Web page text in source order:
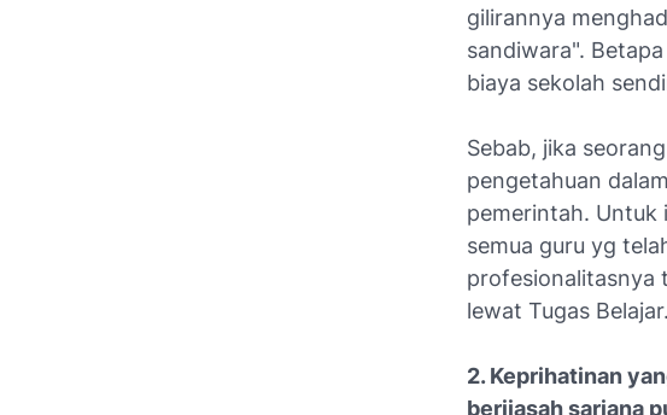
gilirannya
sandiwara".
biaya sekolah
Sebab, jika
pengetahuan
pemerintah. Untuk
semua guru yg
profesionalitasnya
lewat Tugas Belajar.
2. Keprihatinan
berijasah sarjana